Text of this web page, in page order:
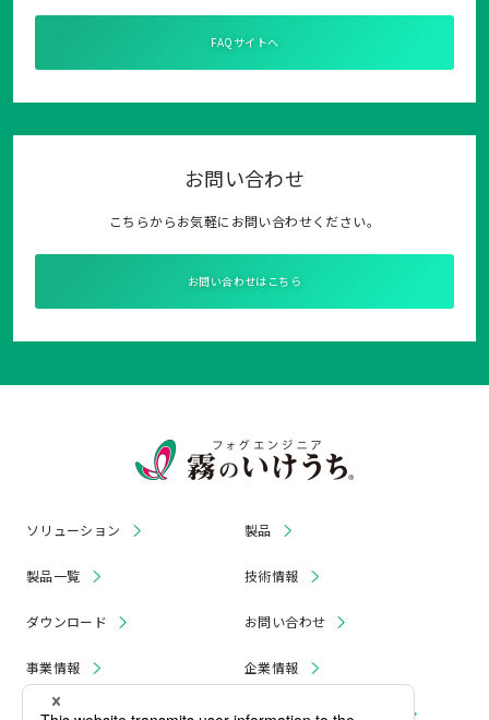
FAQサイトへ
お問い合わせ
こちらからお気軽にお問い合わせください。
お問い合わせはこちら
ソリューション 製品
製品一覧 技術情報
ダウンロード お問い合わせ
事業情報 企業情報
お知らせ リコール・無償修理 情報